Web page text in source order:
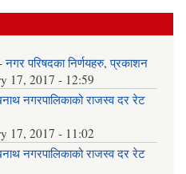
नगर परिषदका निर्णयहरु,प्रकाशन
17, 2017 - 12:59
नगरपालिकाको राजस्व दर रेट
17, 2017 - 11:02
नगरपालिकाको राजस्व दर रेट